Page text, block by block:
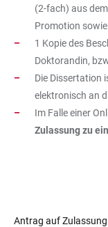
(2-fach) aus
Promotion
1 Kopie des
Doktorandin,
Die Dissertation
elektronisch an
Im Falle einer
Zulassung zu
Antrag auf